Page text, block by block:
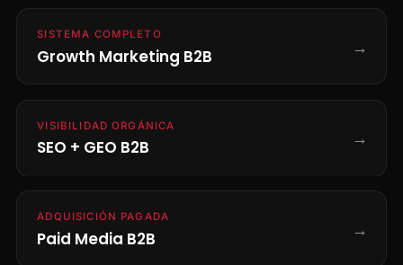
SISTEMA COMPLETO
Growth Marketing B2B →
VISIBILIDAD ORGÁNICA
SEO + GEO B2B →
ADQUISICIÓN PAGADA
Paid Media B2B →